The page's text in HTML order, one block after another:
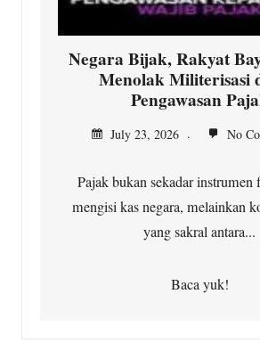
Negara Bijak, Rakyat
Menolak Militerisasi
Pengawasan
July 23, 2026 No
Pajak bukan sekadar instrumen
mengisi kas negara, melainkan
yang sakral antara...
Baca yuk!